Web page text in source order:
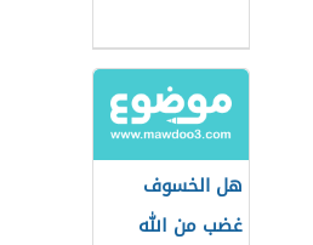
هل الخسوف
غضب من الله